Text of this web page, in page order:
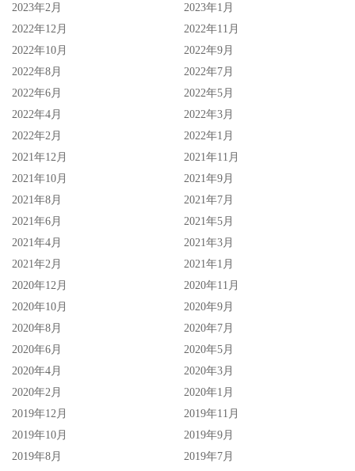
2023年2月
2023年1月
2022年12月
2022年11月
2022年10月
2022年9月
2022年8月
2022年7月
2022年6月
2022年5月
2022年4月
2022年3月
2022年2月
2022年1月
2021年12月
2021年11月
2021年10月
2021年9月
2021年8月
2021年7月
2021年6月
2021年5月
2021年4月
2021年3月
2021年2月
2021年1月
2020年12月
2020年11月
2020年10月
2020年9月
2020年8月
2020年7月
2020年6月
2020年5月
2020年4月
2020年3月
2020年2月
2020年1月
2019年12月
2019年11月
2019年10月
2019年9月
2019年8月
2019年7月